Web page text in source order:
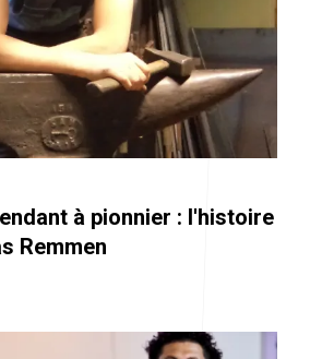
à pionnier : l'histoire
Remmen